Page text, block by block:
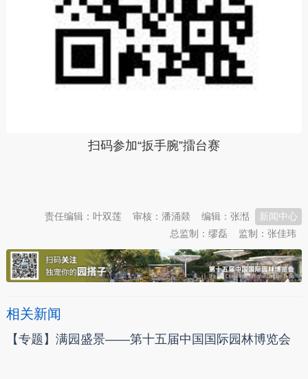
扫码参加“扳手腕”擂台赛
新闻中心
编辑：张湉
审核：潘涌燚
责任编辑：叶双莲
监制：张佳玮
总监制：缪磊
相关新闻
【专题】满园盛景——第十五届中国国际园林博览会